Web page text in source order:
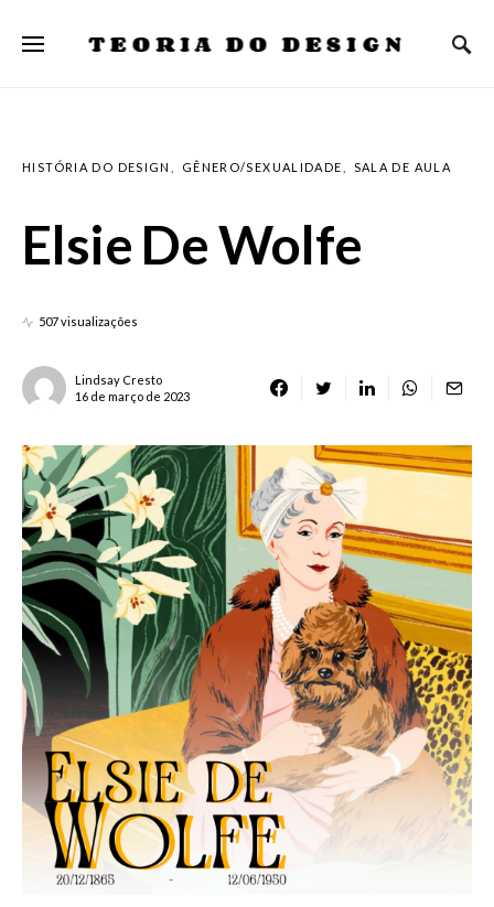
TEORIA DO DESIGN
HISTÓRIA DO DESIGN GÊNERO/SEXUALIDADE SALA DE AULA
Elsie De Wolfe
507 visualizações
Lindsay Cresto
16 de março de 2023